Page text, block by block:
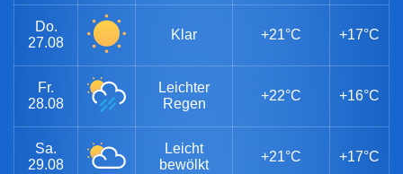
Do.
27.08
Klar +21°C +17°C
Fr.
28.08
Leichter
Regen
+22°C +16°C
Sa.
29.08
Leicht
bewölkt
+21°C +17°C